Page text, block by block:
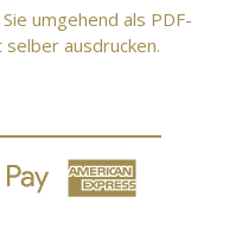
umgehend als PDF-
ausdrucken.